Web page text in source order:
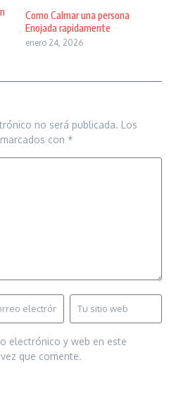
Como Calmar una persona
Enojada rapidamente
enero 24, 2026
no será publicada. Los
con *
electrónico y web en este
que comente.